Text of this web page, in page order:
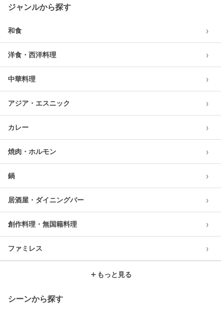
ジャンルから探す
和食 ›
洋食・西洋料理 ›
中華料理 ›
アジア・エスニック ›
カレー ›
焼肉・ホルモン ›
鍋 ›
居酒屋・ダイニングバー ›
創作料理・無国籍料理 ›
ファミレス ›
＋ もっと見る
シーンから探す